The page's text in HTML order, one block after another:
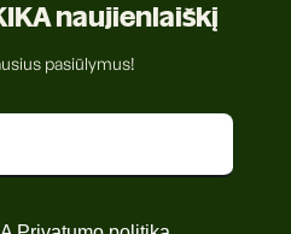
naujienlaiškį
pasiūlymus!